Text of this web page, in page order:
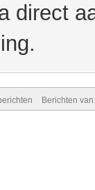
direct
Berichten